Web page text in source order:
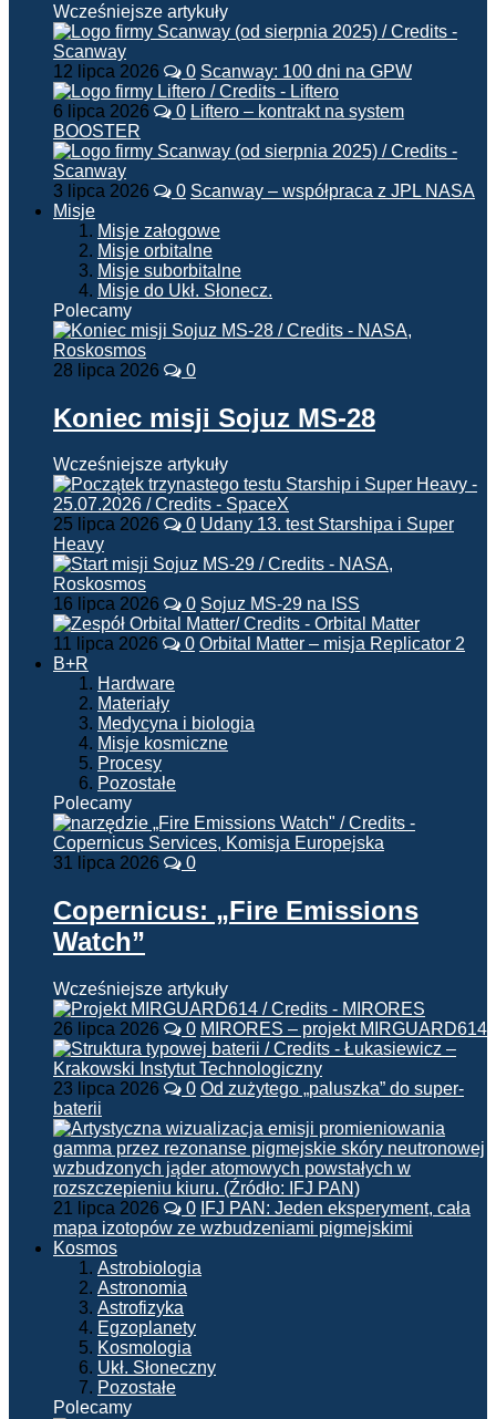
Wcześniejsze artykuły
12 lipca 2026 0 Scanway: 100 dni na GPW
6 lipca 2026 0 Liftero – kontrakt na system
BOOSTER
3 lipca 2026 0 Scanway – współpraca z JPL NASA
Misje
Misje załogowe
Misje orbitalne
Misje suborbitalne
Misje do Ukł. Słonecz.
Polecamy
28 lipca 2026 0
Koniec misji Sojuz MS-28
Wcześniejsze artykuły
25 lipca 2026 0 Udany 13. test Starshipa i Super
Heavy
16 lipca 2026 0 Sojuz MS-29 na ISS
11 lipca 2026 0 Orbital Matter – misja Replicator 2
B+R
Hardware
Materiały
Medycyna i biologia
Misje kosmiczne
Procesy
Pozostałe
Polecamy
31 lipca 2026 0
Copernicus: „Fire Emissions
Watch”
Wcześniejsze artykuły
26 lipca 2026 0 MIRORES – projekt MIRGUARD614
23 lipca 2026 0 Od zużytego „paluszka” do super-
baterii
21 lipca 2026 0 IFJ PAN: Jeden eksperyment, cała
mapa izotopów ze wzbudzeniami pigmejskimi
Kosmos
Astrobiologia
Astronomia
Astrofizyka
Egzoplanety
Kosmologia
Ukł. Słoneczny
Pozostałe
Polecamy